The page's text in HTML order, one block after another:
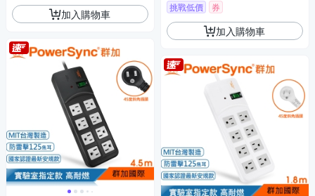
加入購物車 挑戰低價 券
加入購物車